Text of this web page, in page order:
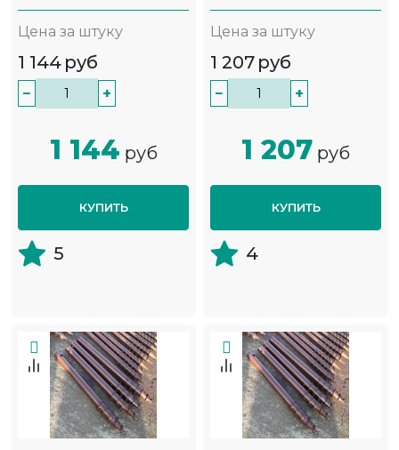
Цена за штуку
1 144 руб
− +
1 144 руб
КУПИТЬ
5
Цена за штуку
1 207 руб
− +
1 207 руб
КУПИТЬ
4